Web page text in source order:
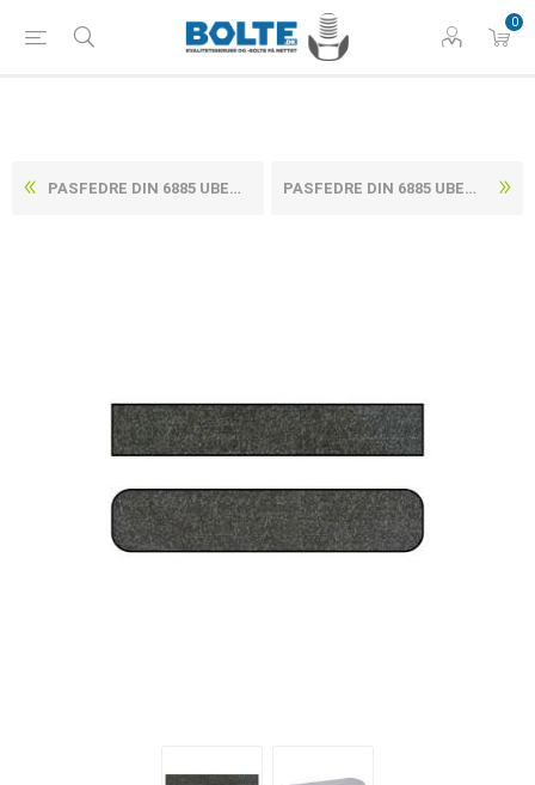
0
PASFEDRE DIN 6885 UBEHANDLET C45+C STÅL, AFRUNDET ENDE UDEN HULLER TYPE A 8X7X25 (50 STK) PASFEDRE DIN 6885 UBEHANDLET C45+C STÅL, AFRUNDET ENDE UDEN HULLER TYPE A 8X7X30 (50 STK)